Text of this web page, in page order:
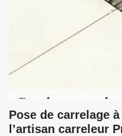
Pose de carrelage
l’artisan carreleur